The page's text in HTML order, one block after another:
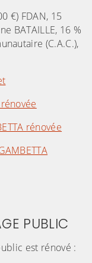
€) FDAN, 15
BATAILLE, 16 %
(C.A.C.),
rénovée
PUBLIC
est rénové :